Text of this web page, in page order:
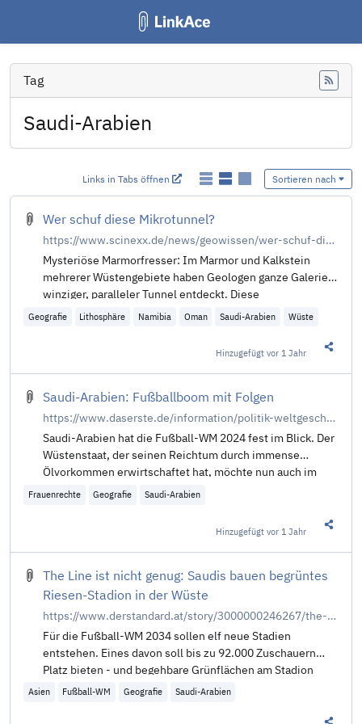
Tag
Saudi-Arabien
Links in Tabs öffnen Sortieren nach
Wer schuf diese Mikrotunnel?
https://www.scinexx.de/news/geowissen/wer-schuf-diese-mikrotunnel/
Mysteriöse Marmorfresser: Im Marmor und Kalkstein
mehrerer Wüstengebiete haben Geologen ganze Galerien
winziger, paralleler Tunnel entdeckt. Diese
Geografie Lithosphäre Namibia Oman Saudi-Arabien Wüste
Hinzugefügtvor 1 Jahr
Saudi-Arabien: Fußballboom mit Folgen
https://www.daserste.de/information/politik-weltgeschehen/weltspiegel/sendung/saudi-arabien-fussballboom-mit-folgen-100.html
Saudi-Arabien hat die Fußball-WM 2024 fest im Blick. Der
Wüstenstaat, der seinen Reichtum durch immense
Ölvorkommen erwirtschaftet hat, möchte nun auch im
Fußballgeschäft hoch hinaus – mit Superstars wie
Frauenrechte Geografie Saudi-Arabien
Hinzugefügtvor 1 Jahr
The Line ist nicht genug: Saudis bauen begrüntes
Riesen-Stadion in der Wüste
https://www.derstandard.at/story/3000000246267/the-line-ist-nicht-genug-saudis-bauen-begruentes-riesen-stadion-in-der-wueste
Für die Fußball-WM 2034 sollen elf neue Stadien
entstehen. Eines davon soll bis zu 92.000 Zuschauern
Platz bieten - und begehbare Grünflächen am Stadion
Asien Fußball-WM Geografie Saudi-Arabien